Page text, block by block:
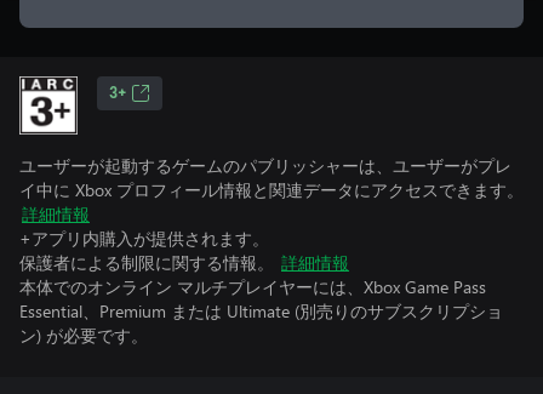
3+
ユーザーが起動するゲームのパブリッシャーは、ユーザーがプレ
イ中に Xbox プロフィール情報と関連データにアクセスできます。
詳細情報
+アプリ内購入が提供されます。
保護者による制限に関する情報。
詳細情報
本体でのオンライン マルチプレイヤーには、Xbox Game Pass
Essential、Premium または Ultimate (別売りのサブスクリプショ
ン) が必要です。